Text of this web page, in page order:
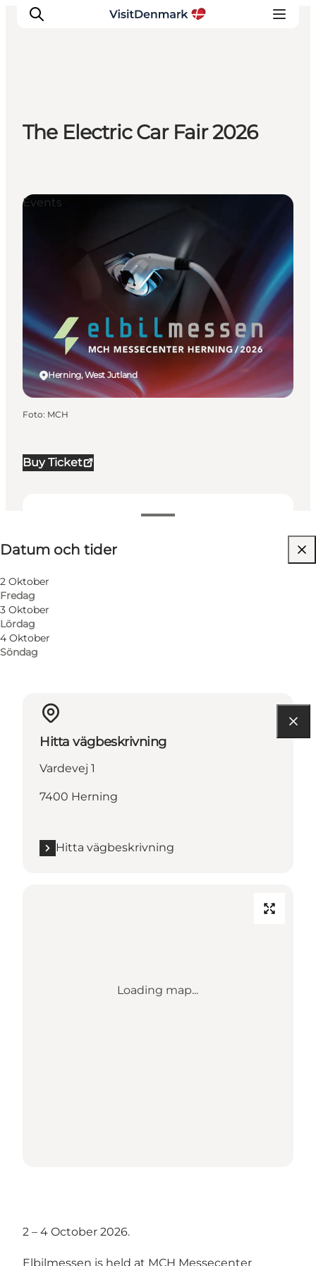
Inspiration
Resmål
Planera resan
The Electric Car Fair 2026
Buy Ticket
Datum och tider
2 Oktober
Fredag
3 Oktober
Lördag
4 Oktober
Söndag
Besök webbplats
My business, Myself, My partner, Friends, Children
Herning, West Jutland
Events
Foto: MCH
Hitta vägbeskrivning
Vardevej 1
7400 Herning
Hitta vägbeskrivning
Loading map...
2 – 4 October 2026.
Elbilmessen is held at MCH Messecenter